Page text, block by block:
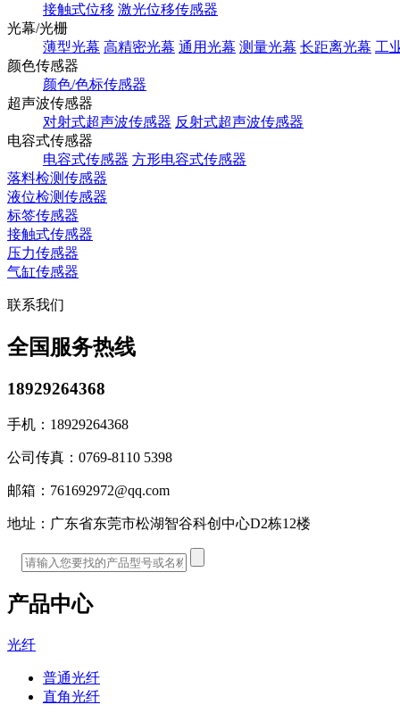
接触式位移 激光位移传感器
光幕/光栅
薄型光幕 高精密光幕 通用光幕 测量光幕 长距离光幕 工
颜色传感器
颜色/色标传感器
超声波传感器
对射式超声波传感器 反射式超声波传感器
电容式传感器
电容式传感器 方形电容式传感器
落料检测传感器
液位检测传感器
标签传感器
接触式传感器
压力传感器
气缸传感器
联系我们
全国服务热线
18929264368
手机： 18929264368
公司传真： 0769-8110 5398
邮箱： 761692972@qq.com
地址： 广东省东莞市松湖智谷科创中心D2栋12楼
产品中心
光纤
普通光纤
直角光纤